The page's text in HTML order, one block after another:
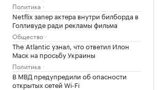
Политика
Netflix запер актера внутри билборда в
Голливуде ради рекламы фильма
Общество
The Atlantic узнал, что ответил Илон
Маск на просьбу Украины
Политика
В МВД предупредили об опасности
открытых сетей Wi-Fi